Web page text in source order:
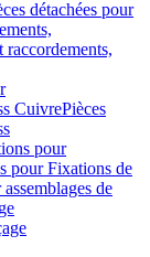
détachées pour
raccordements,
CuivrePièces
pour
pour Fixations de
de